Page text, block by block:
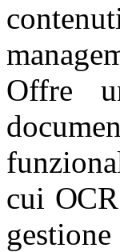
Offre
cui